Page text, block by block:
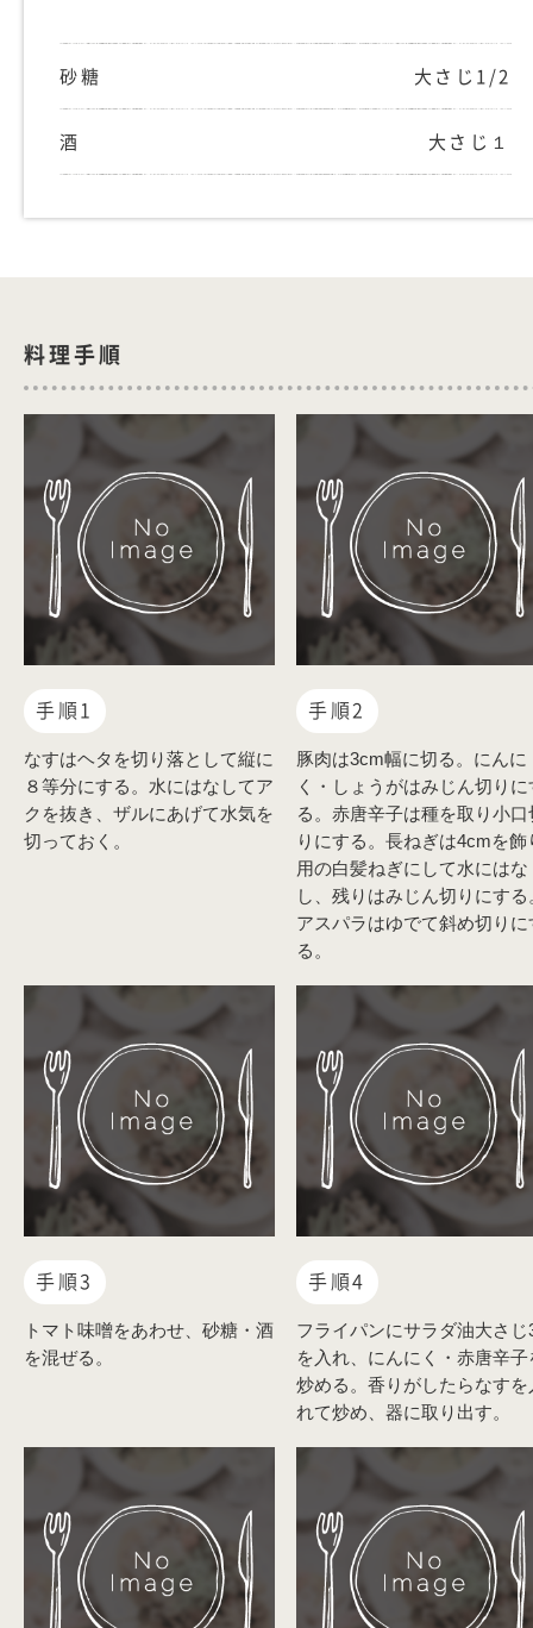
砂糖 大さじ1/2
酒 大さじ１
料理手順
手順1
なすはヘタを切り落として縦に
８等分にする。水にはなしてア
クを抜き、ザルにあげて水気を
切っておく。
手順2
豚肉は3cm幅に切る。にんに
く・しょうがはみじん切りに
る。赤唐辛子は種を取り小口
りにする。長ねぎは4cmを飾
用の白髪ねぎにして水にはな
し、残りはみじん切りにする
アスパラはゆでて斜め切りに
る。
手順3
トマト味噌をあわせ、砂糖・酒
を混ぜる。
手順4
フライパンにサラダ油大さじ
を入れ、にんにく・赤唐辛子
炒める。香りがしたらなすを
れて炒め、器に取り出す。